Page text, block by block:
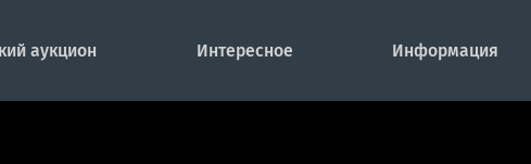
аукцион Интересное Информация